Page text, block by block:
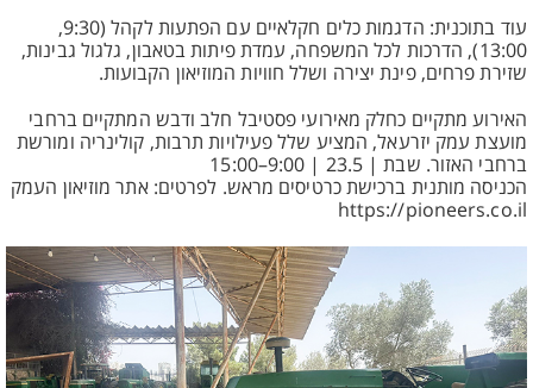
עוד בתוכנית: הדגמות כלים חקלאיים עם הפתעות לקהל (9:30,
13:00), הדרכות לכל המשפחה, עמדת פיתות בטאבון, גלגול גבינות,
שזירת פרחים, פינת יצירה ושלל חוויות המוזיאון הקבועות.
האירוע מתקיים כחלק מאירועי פסטיבל חלב ודבש המתקיים ברחבי
מועצת עמק יזרעאל, המציע שלל פעילויות תרבות, קולינריה ומורשת
ברחבי האזור. שבת | 23.5 | 9:00–15:00
הכניסה מותנית ברכישת כרטיסים מראש. לפרטים: אתר מוזיאון העמק
https://pioneers.co.il